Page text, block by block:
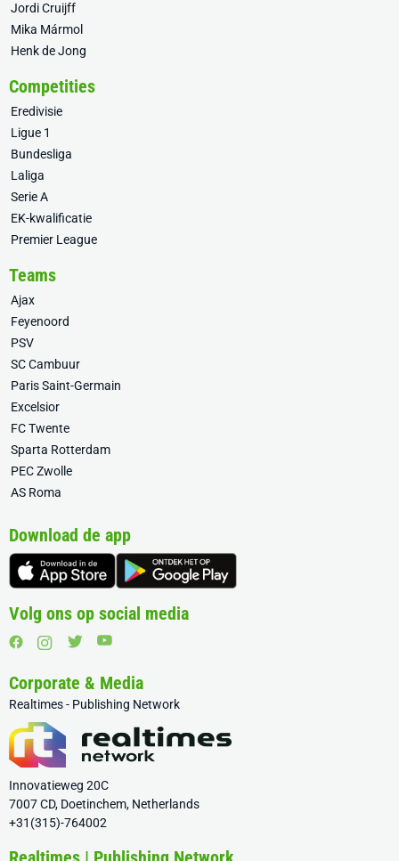
Jordi Cruijff
Mika Mármol
Henk de Jong
Competities
Eredivisie
Ligue 1
Bundesliga
Laliga
Serie A
EK-kwalificatie
Premier League
Teams
Ajax
Feyenoord
PSV
SC Cambuur
Paris Saint-Germain
Excelsior
FC Twente
Sparta Rotterdam
PEC Zwolle
AS Roma
Download de app
Volg ons op social media
Corporate & Media
Realtimes - Publishing Network
Innovatieweg 20C
7007 CD, Doetinchem, Netherlands
+31(315)-764002